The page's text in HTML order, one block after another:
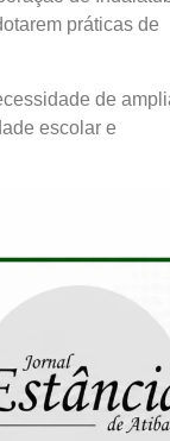
práticas de
de
escolar e